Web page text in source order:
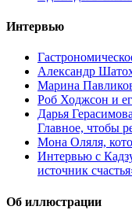
Интервью
Александр
Марина
Роб Ходжсон и
Дарья
Главное, чтобы
Мона Оляля,
Интервью с
источник
Об иллюстрации